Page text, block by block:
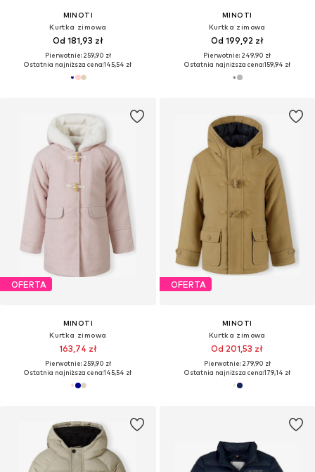
MINOTI
Kurtka zimowa
Od 181,93 zł
Pierwotnie: 259,90 zł
Ostatnia najniższa cena:145,54 zł
MINOTI
Kurtka zimowa
Od 199,92 zł
Pierwotnie: 249,90 zł
Ostatnia najniższa cena:159,94 zł
OFERTA
MINOTI
Kurtka zimowa
163,74 zł
Pierwotnie: 259,90 zł
Ostatnia najniższa cena:145,54 zł
OFERTA
MINOTI
Kurtka zimowa
Od 201,53 zł
Pierwotnie: 279,90 zł
Ostatnia najniższa cena:179,14 zł